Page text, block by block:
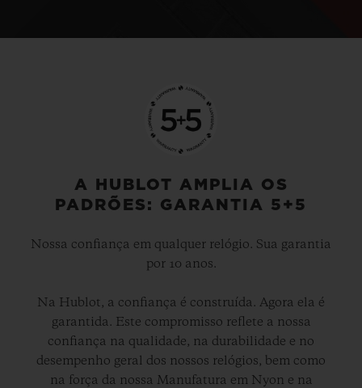
A HUBLOT AMPLIA OS
PADRÕES: GARANTIA 5+5
Nossa confiança em qualquer relógio. Sua garantia
por 10 anos.
Na Hublot, a confiança é construída. Agora ela é
garantida. Este compromisso reflete a nossa
confiança na qualidade, na durabilidade e no
desempenho geral dos nossos relógios, bem como
na força da nossa Manufatura em Nyon e na